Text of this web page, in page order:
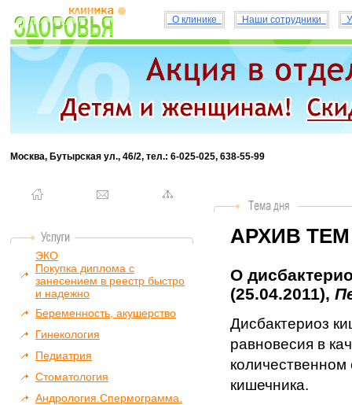
О клинике Наши сотрудники
Москва, Бутырская ул., 46/2, тел.: 6-025-025, 638-55-99
ЭКО
Покупка диплома с
занесением в реестр быстро
и надежно
Беременность, акушерство
Гинекология
Педиатрия
Стоматология
Андрология.Спермограмма.
АРХИВ ТЕМ
О
(25.04.2011),
Дисбактериоз
равновесия в
кишечника.